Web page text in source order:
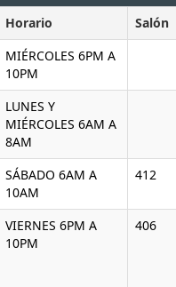
Horario
Salón
MIÉRCOLES 6PM A
10PM
LUNES Y
MIÉRCOLES 6AM A
8AM
SÁBADO 6AM A
10AM
412
VIERNES 6PM A
10PM
406